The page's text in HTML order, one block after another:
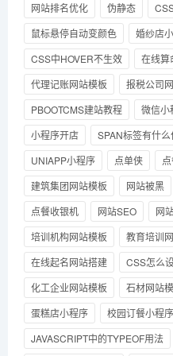
网站排名优化
伪静态
鼠标悬停自动变颜色
婚纱店
CSS中HOVER不生效
在线算
代理记账网站模板
报税公司
PBOOTCMS建站教程
微信小
小程序开店
SPAN标签有什么
UNIAPP小程序
点单侠
建筑集团网站模板
网站被黑
点餐收银机
网站SEO
网
培训机构网站模板
教育培训
在线起名网站搭建
CSS怎么
化工企业网站模板
石材网站
蛋糕店小程序
校园订餐小程序
JAVASCRIPT中的TYPEOF用法